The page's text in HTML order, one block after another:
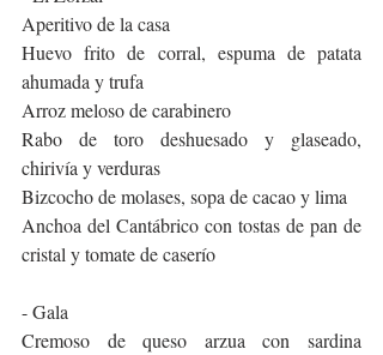
Aperitivo de la casa
Huevo frito de corral, espuma de patata
ahumada y trufa
Arroz meloso de carabinero
Rabo de toro deshuesado y glaseado,
chirivía y verduras
Bizcocho de molases, sopa de cacao y lima
Anchoa del Cantábrico con tostas de pan de
cristal y tomate de caserío
- Gala
Cremoso de queso arzua con sardina